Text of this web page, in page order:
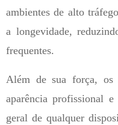
ambientes de alto
a longevidade,
frequentes.
Além de sua força, os
aparência profissional
geral de qualquer